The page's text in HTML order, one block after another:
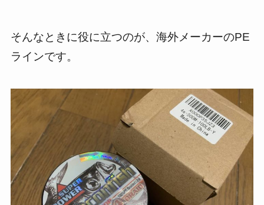
そんなときに役に立つのが、海外メーカーのPE
ラインです。